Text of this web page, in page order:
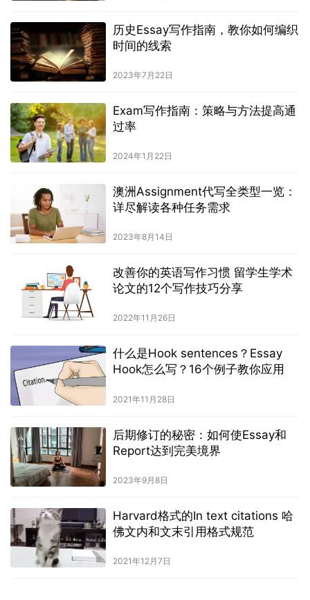
历史Essay写作指南，教你如何编织
时间的线索
2023年7月22日
Exam写作指南：策略与方法提高通
过率
2024年1月22日
澳洲Assignment代写全类型一览：
详尽解读各种任务需求
2023年8月14日
改善你的英语写作习惯 留学生学术
论文的12个写作技巧分享
2022年11月26日
什么是Hook sentences？Essay
Hook怎么写？16个例子教你应用
2021年11月28日
后期修订的秘密：如何使Essay和
Report达到完美境界
2023年9月8日
Harvard格式的In text citations 哈
佛文内和文末引用格式规范
2021年12月7日